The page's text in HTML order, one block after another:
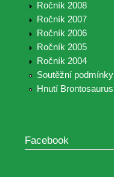
Ročník 2008
Ročník 2007
Ročník 2006
Ročník 2005
Ročník 2004
Soutěžní podmínky
Hnutí Brontosaurus
Facebook